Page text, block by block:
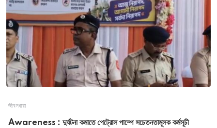
জীবনধারা
Awareness : দুর্ঘটনা কমাতে পেট্রোল পাম্পে সচেতনতামূলক কর্মসূচী